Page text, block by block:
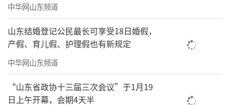
中华网山东频道
山东结婚登记公民最长可享受18日婚假，
产假、育儿假、护理假也有新规定
中华网山东频道
“山东省政协十三届三次会议”于1月19
日上午开幕，会期4天半